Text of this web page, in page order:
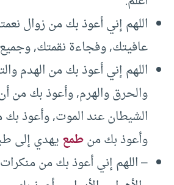
اللهم إني أعوذ بك من زوال
عافيتك, وفجاءة نقمتك,
اللهم إني أعوذ بك من الهدم
والحرق والهرم, وأعوذ بك من
الشيطان عند الموت, وأعوذ
وأعوذ بك منطمعيهدي إلى
– اللهم إني أعوذ بك من